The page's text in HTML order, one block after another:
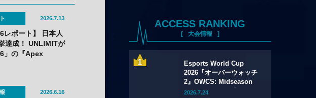
2026.7.13
レポート】 日本人
達成！ UNLIMITが
」の『Apex
2026.6.16
ACCESS RANKING
大会情報
Esports World Cup
2026『オーバーウォッチ
2』OWCS: Midseason
Championship【2026年
2026.7.24